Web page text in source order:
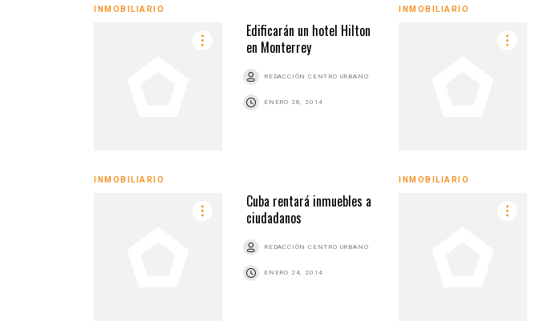
INMOBILIARIO
Edificarán un hotel Hilton
en Monterrey
REDACCIÓN CENTRO URBANO
ENERO 28, 2014
INMOBILIARIO
INMOBILIARIO
Cuba rentará inmuebles a
ciudadanos
REDACCIÓN CENTRO URBANO
ENERO 24, 2014
INMOBILIARIO